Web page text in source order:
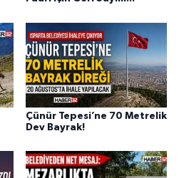
Çünür Tepesi’ne 70 Metrelik
Dev Bayrak!